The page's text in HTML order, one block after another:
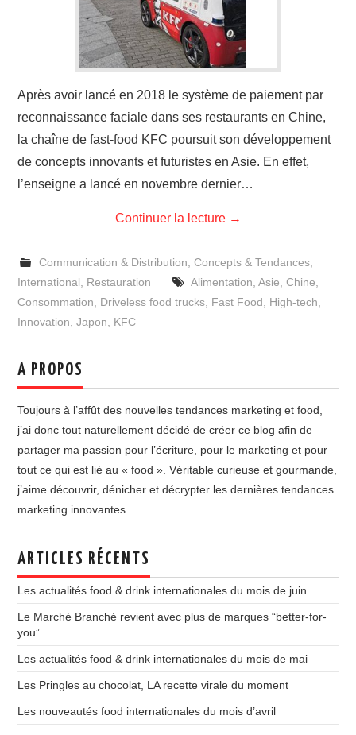
Après avoir lancé en 2018 le système de paiement par
reconnaissance faciale dans ses restaurants en Chine,
la chaîne de fast-food KFC poursuit son développement
de concepts innovants et futuristes en Asie. En effet,
l’enseigne a lancé en novembre dernier…
Continuer la lecture →
Communication & Distribution Concepts & Tendances,
International
Restauration Alimentation Asie Chine
Consommation
Driveless food trucks Fast Food High-tech
Innovation ,Japon KFC
A PROPOS
Toujours à l’affût des nouvelles tendances marketing et food,
j’ai donc tout naturellement décidé de créer ce blog afin de
partager ma passion pour l’écriture, pour le marketing et pour
tout ce qui est lié au « food ». Véritable curieuse et gourmande,
j’aime découvrir, dénicher et décrypter les dernières tendances
marketing innovantes.
ARTICLES RÉCENTS
Les actualités food & drink internationales du mois de juin
Le Marché Branché revient avec plus de marques “better-for-
you”
Les actualités food & drink internationales du mois de mai
Les Pringles au chocolat, LA recette virale du moment
Les nouveautés food internationales du mois d’avril